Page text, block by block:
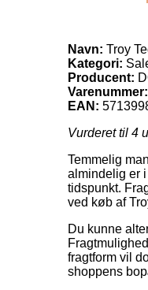
Navn: Troy
Kategori:
Producent:
Varenummer:
EAN:
Vurderet til 4
Temmelig
almindelig er
tidspunkt.
ved køb af
Du kunne
fragtform vil
shoppens